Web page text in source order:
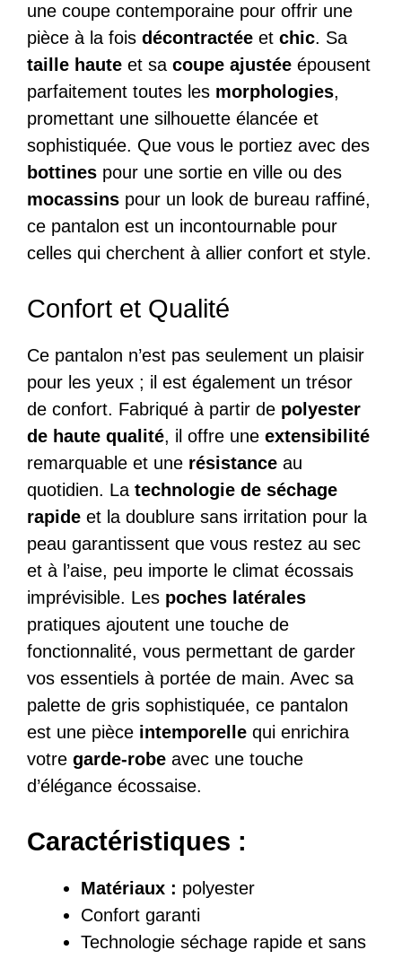
une coupe contemporaine pour offrir une
pièce à la fois décontractée et chic. Sa
taille haute et sa coupe ajustée épousent
parfaitement toutes les morphologies,
promettant une silhouette élancée et
sophistiquée. Que vous le portiez avec des
bottines pour une sortie en ville ou des
mocassins pour un look de bureau raffiné,
ce pantalon est un incontournable pour
celles qui cherchent à allier confort et style.
Confort et Qualité
Ce pantalon n’est pas seulement un plaisir
pour les yeux ; il est également un trésor
de confort. Fabriqué à partir de polyester
de haute qualité, il offre une extensibilité
remarquable et une résistance au
quotidien. La technologie de séchage
rapide et la doublure sans irritation pour la
peau garantissent que vous restez au sec
et à l’aise, peu importe le climat écossais
imprévisible. Les poches latérales
pratiques ajoutent une touche de
fonctionnalité, vous permettant de garder
vos essentiels à portée de main. Avec sa
palette de gris sophistiquée, ce pantalon
est une pièce intemporelle qui enrichira
votre garde-robe avec une touche
d’élégance écossaise.
Caractéristiques :
Matériaux : polyester
Confort garanti
Technologie séchage rapide et sans